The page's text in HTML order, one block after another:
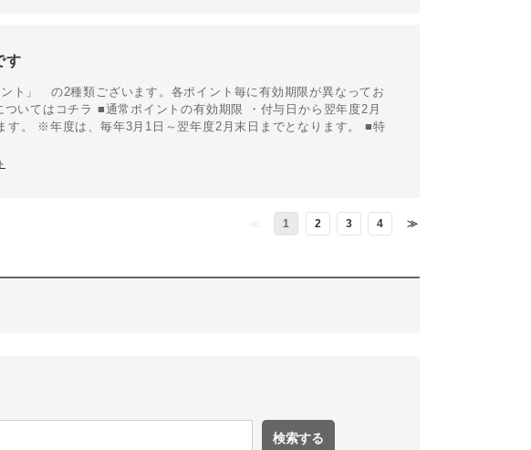
す
ト」 の2種類ございます。各ポイント毎に有効期限が異なってお
いてはコチラ ■通常ポイントの有効期限 ・付与日から翌年度2月
す。 ※年度は、毎年3月1日～翌年度2月末日までとなります。 ■特
≪ 1 2 3 4 ≫